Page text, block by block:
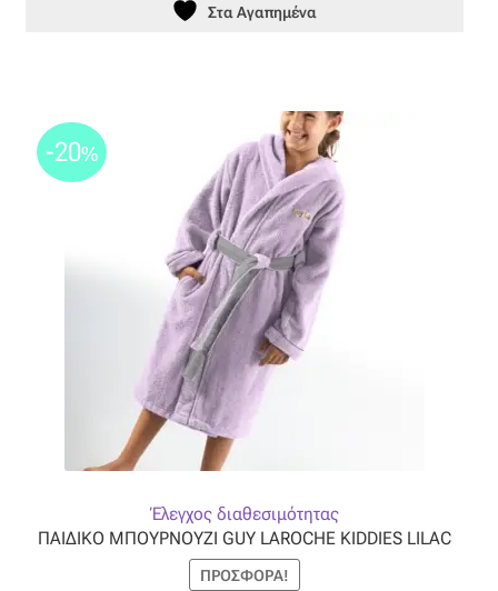
Στα Αγαπημένα
Έλεγχος διαθεσιμότητας
-20%
ΠΑΙΔΙΚΟ ΜΠΟΥΡΝΟΥΖΙ GUY LAROCHE KIDDIES LILAC
ΠΡΟΣΦΟΡΆ!